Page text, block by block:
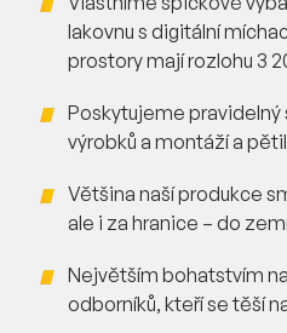
lakovnu s digitální
prostory mají rozlohu 3
Poskytujeme pravidelný
výrobků a montáží a
Většina naší produkce
ale i za hranice – do
Největším bohatstvím
odborníků, kteří se těší